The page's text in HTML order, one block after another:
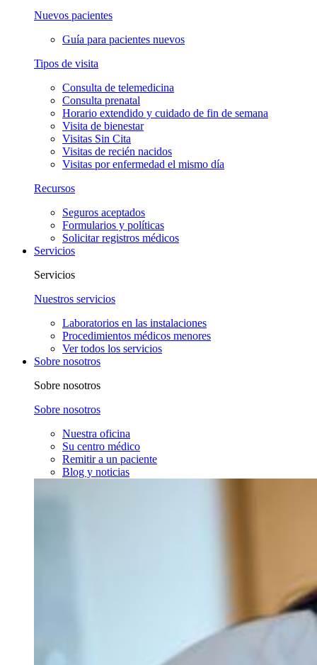
Nuevos pacientes
Guía para pacientes nuevos
Tipos de visita
Consulta de telemedicina
Consulta prenatal
Horario extendido y cuidado de fin de semana
Visita de bienestar
Visitas Sin Cita
Visitas de recién nacidos
Visitas por enfermedad el mismo día
Recursos
Seguros aceptados
Formularios y políticas
Solicitar registros médicos
Servicios
Servicios
Nuestros servicios
Laboratorios en las instalaciones
Procedimientos médicos menores
Ver todos los servicios
Sobre nosotros
Sobre nosotros
Sobre nosotros
Nuestra oficina
Su centro médico
Remitir a un paciente
Blog y noticias